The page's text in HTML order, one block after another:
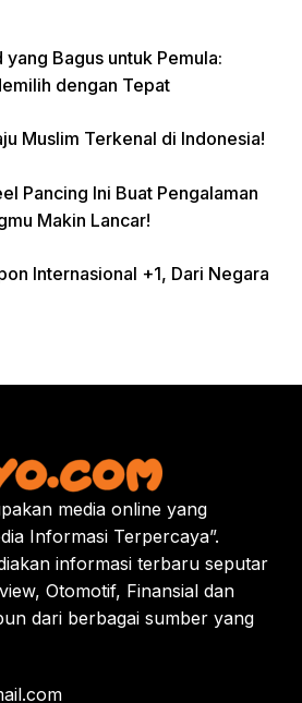
yang Bagus untuk Pemula:
dengan Tepat
Muslim Terkenal di Indonesia!
Pancing Ini Buat Pengalaman
Makin Lancar!
Internasional +1, Dari Negara
media online yang
Informasi Terpercaya”.
informasi terbaru seputar
Otomotif, Finansial dan
dari berbagai sumber yang